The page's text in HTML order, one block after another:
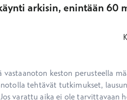
arkisin, enintään 60
vastaanoton keston perusteella
tehtävät tutkimukset,
varattu aika ei ole